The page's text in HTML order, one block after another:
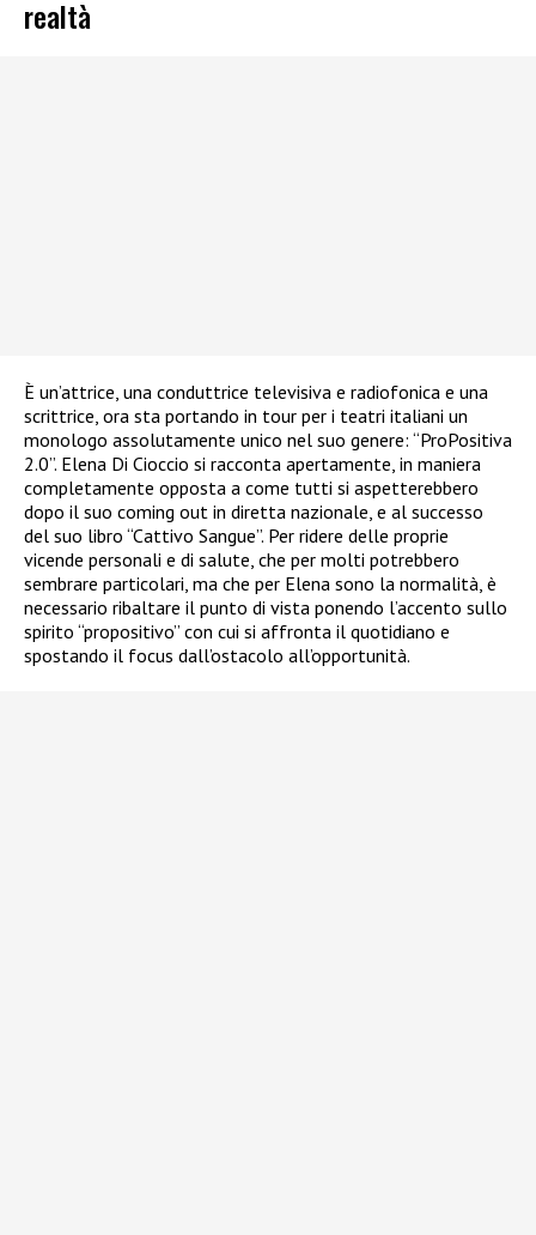
realtà
È un’attrice, una conduttrice televisiva e radiofonica e una
scrittrice, ora sta portando in tour per i teatri italiani un
monologo assolutamente unico nel suo genere: “ProPositiva
2.0”. Elena Di Cioccio si racconta apertamente, in maniera
completamente opposta a come tutti si aspetterebbero
dopo il suo coming out in diretta nazionale, e al successo
del suo libro “Cattivo Sangue”. Per ridere delle proprie
vicende personali e di salute, che per molti potrebbero
sembrare particolari, ma che per Elena sono la normalità, è
necessario ribaltare il punto di vista ponendo l’accento sullo
spirito “propositivo” con cui si affronta il quotidiano e
spostando il focus dall’ostacolo all’opportunità.